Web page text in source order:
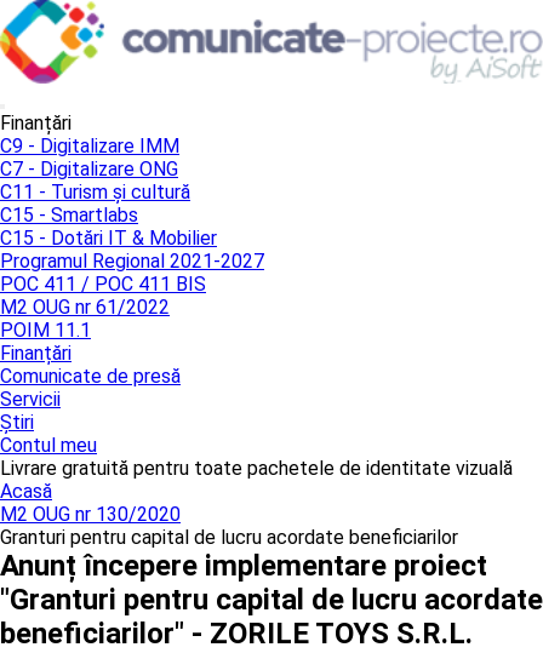
Finanțări
C9 - Digitalizare IMM
C7 - Digitalizare ONG
C11 - Turism și cultură
C15 - Smartlabs
C15 - Dotări IT & Mobilier
Programul Regional 2021-2027
POC 411 / POC 411 BIS
M2 OUG nr 61/2022
POIM 11.1
Finanțări
Comunicate de presă
Servicii
Știri
Contul meu
Livrare gratuită pentru toate pachetele de identitate vizuală
Acasă
M2 OUG nr 130/2020
Granturi pentru capital de lucru acordate beneficiarilor
Anunț începere implementare proiect
"Granturi pentru capital de lucru acordate
beneficiarilor" - ZORILE TOYS S.R.L.